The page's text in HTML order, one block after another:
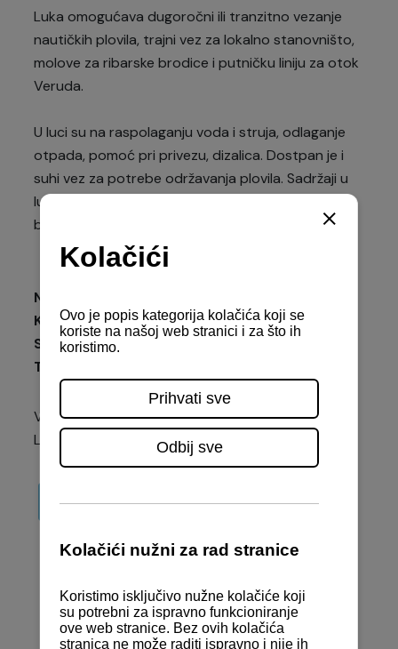
Luka omogućava dugoročni ili tranzitno vezanje
nautičkih plovila, trajni vez za lokalno stanovništo,
molove za ribarske brodice i putničku liniju za otok
Veruda.
U luci su na raspolaganju voda i struja, odlaganje
otpada, pomoć pri privezu, dizalica. Dostpan je i
suhi vez za potrebe održavanja plovila. Sadržaji u
luci uklučuju recepciju, sanitarni čvor, parking i
buffet Bunarina.
Nautički vezovi:
Komunalni vezovi:300
Sidrenje:Nije dozvoljeno
Tranzitni vez:
Više informacija saznajte na službenim stranicama
Luke Bunarina:
www.bunarinalup.com